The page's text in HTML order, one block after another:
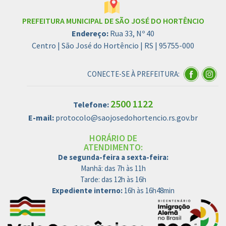
PREFEITURA MUNICIPAL DE SÃO JOSÉ DO HORTÊNCIO
Endereço: Rua 33, Nº 40
Centro | São José do Hortêncio | RS | 95755-000
CONECTE-SE À PREFEITURA:
Telefone: 2500 1122
E-mail: protocolo@saojosedohortencio.rs.gov.br
HORÁRIO DE
ATENDIMENTO:
De segunda-feira a sexta-feira:
Manhã: das 7h às 11h
Tarde: das 12h às 16h
Expediente interno: 16h às 16h48min